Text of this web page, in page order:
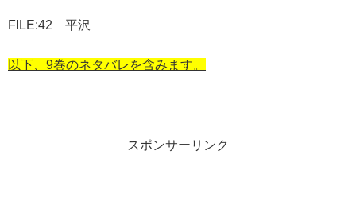
FILE:42 平沢
以下、9巻のネタバレを含みます。
スポンサーリンク